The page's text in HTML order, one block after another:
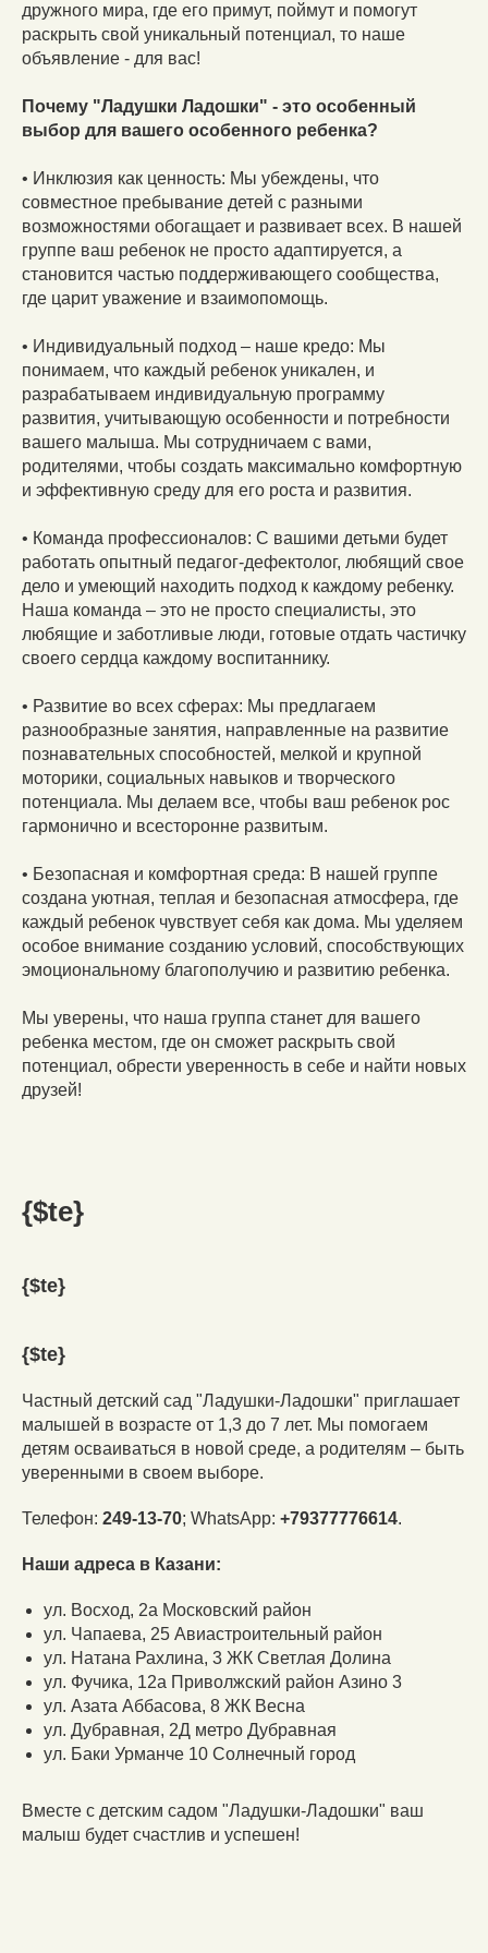
дружного мира, где его примут, поймут и помогут
раскрыть свой уникальный потенциал, то наше
объявление - для вас!
Почему "Ладушки Ладошки" - это особенный
выбор для вашего особенного ребенка?
• Инклюзия как ценность: Мы убеждены, что
совместное пребывание детей с разными
возможностями обогащает и развивает всех. В нашей
группе ваш ребенок не просто адаптируется, а
становится частью поддерживающего сообщества,
где царит уважение и взаимопомощь.
• Индивидуальный подход – наше кредо: Мы
понимаем, что каждый ребенок уникален, и
разрабатываем индивидуальную программу
развития, учитывающую особенности и потребности
вашего малыша. Мы сотрудничаем с вами,
родителями, чтобы создать максимально комфортную
и эффективную среду для его роста и развития.
• Команда профессионалов: С вашими детьми будет
работать опытный педагог-дефектолог, любящий свое
дело и умеющий находить подход к каждому ребенку.
Наша команда – это не просто специалисты, это
любящие и заботливые люди, готовые отдать частичку
своего сердца каждому воспитаннику.
• Развитие во всех сферах: Мы предлагаем
разнообразные занятия, направленные на развитие
познавательных способностей, мелкой и крупной
моторики, социальных навыков и творческого
потенциала. Мы делаем все, чтобы ваш ребенок рос
гармонично и всесторонне развитым.
• Безопасная и комфортная среда: В нашей группе
создана уютная, теплая и безопасная атмосфера, где
каждый ребенок чувствует себя как дома. Мы уделяем
особое внимание созданию условий, способствующих
эмоциональному благополучию и развитию ребенка.
Мы уверены, что наша группа станет для вашего
ребенка местом, где он сможет раскрыть свой
потенциал, обрести уверенность в себе и найти новых
друзей!
{$te}
{$te}
{$te}
Частный детский сад "Ладушки-Ладошки" приглашает
малышей в возрасте от 1,3 до 7 лет. Мы помогаем
детям осваиваться в новой среде, а родителям – быть
уверенными в своем выборе.
Телефон: 249-13-70; WhatsApp: +79377776614.
Наши адреса в Казани:
ул. Восход, 2а Московский район
ул. Чапаева, 25 Авиастроительный район
ул. Натана Рахлина, 3 ЖК Светлая Долина
ул. Фучика, 12а Приволжский район Азино 3
ул. Азата Аббасова, 8 ЖК Весна
ул. Дубравная, 2Д метро Дубравная
ул. Баки Урманче 10 Солнечный город
Вместе с детским садом "Ладушки-Ладошки" ваш
малыш будет счастлив и успешен!